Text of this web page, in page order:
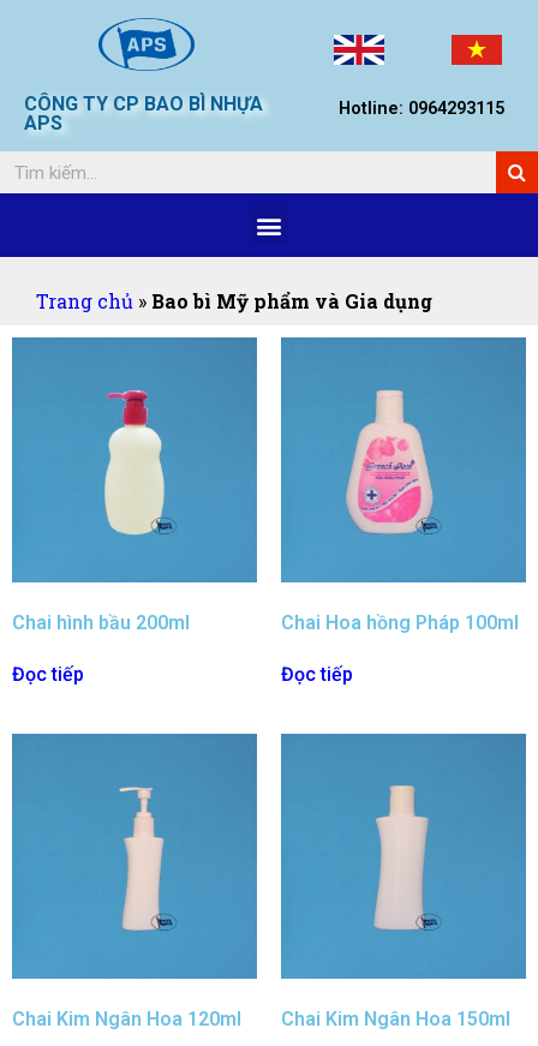
CÔNG TY CP BAO BÌ NHỰA
APS
Hotline: 0964293115
Trang chủ » Bao bì Mỹ phẩm và Gia dụng
Chai hình bầu 200ml
Đọc tiếp
Chai Hoa hồng Pháp 100ml
Đọc tiếp
Chai Kim Ngân Hoa 120ml Chai Kim Ngân Hoa 150ml